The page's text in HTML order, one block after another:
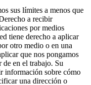
sus límites a menos que
a recibir
por medios
tiene derecho a aplicar
otro medio o en una
que nos pongamos
de en el trabajo. Su
información sobre cómo
una dirección o